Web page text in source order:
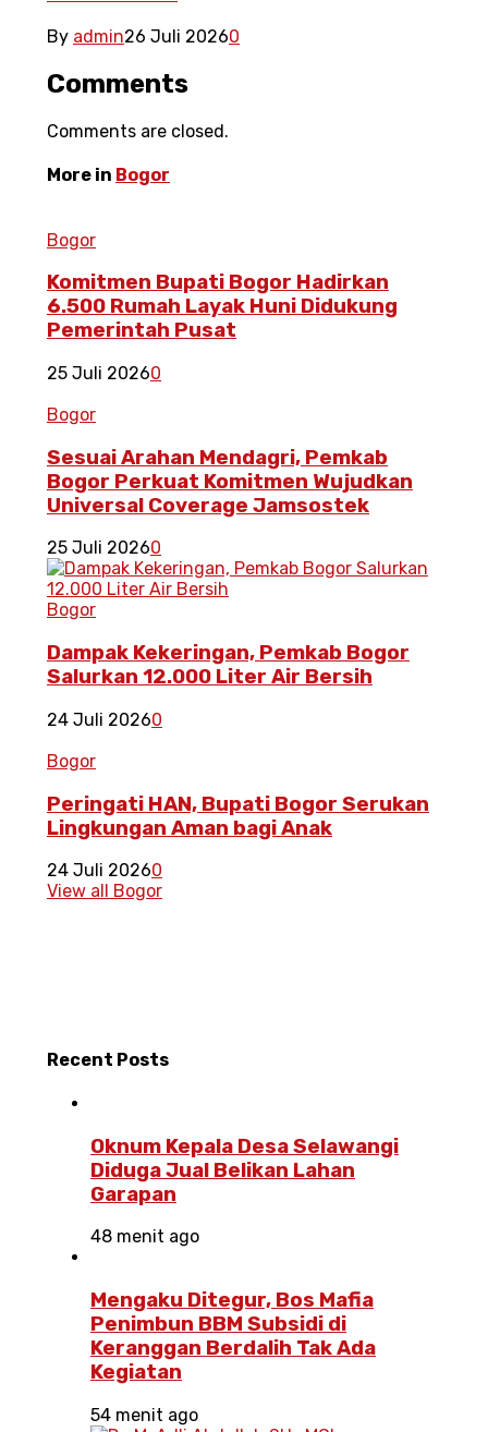
By admin26 Juli 20260
Comments
Comments are closed.
More in Bogor
Bogor
Komitmen Bupati Bogor Hadirkan
6.500 Rumah Layak Huni Didukung
Pemerintah Pusat
25 Juli 20260
Bogor
Sesuai Arahan Mendagri, Pemkab
Bogor Perkuat Komitmen Wujudkan
Universal Coverage Jamsostek
25 Juli 20260
Bogor
Dampak Kekeringan, Pemkab Bogor
Salurkan 12.000 Liter Air Bersih
24 Juli 20260
Bogor
Peringati HAN, Bupati Bogor Serukan
Lingkungan Aman bagi Anak
24 Juli 20260
View all Bogor
Recent Posts
Oknum Kepala Desa Selawangi
Diduga Jual Belikan Lahan
Garapan
48 menit ago
Mengaku Ditegur, Bos Mafia
Penimbun BBM Subsidi di
Keranggan Berdalih Tak Ada
Kegiatan
54 menit ago